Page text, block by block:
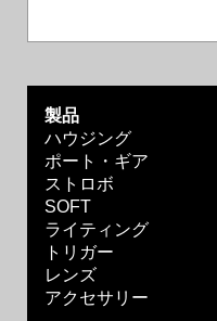
製品
ハウジング
ポート・ギア
ストロボ
SOFT
ライティング
トリガー
レンズ
アクセサリー